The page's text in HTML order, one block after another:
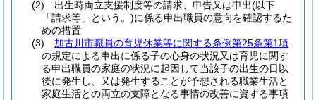
(2)
出生時両立支援制度等の請求、申告又は申出(以下
「請求等」という。)に係る申出職員の意向を確認するた
めの措置
(3)
加古川市職員の育児休業等に関する条例第25条第1項
の規定による申出に係る子の心身の状況又は育児に関す
る申出職員の家庭の状況に起因して当該子の出生の日以
後に発生し、又は発生することが予想される職業生活と
家庭生活との両立の支障となる事情の改善に資する事項